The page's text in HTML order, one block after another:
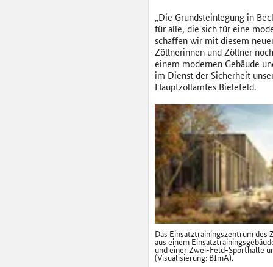
„Die Grundsteinlegung in
für alle, die sich für eine
schaffen wir mit diesem
Zöllnerinnen und Zöllner
einem modernen Gebäude
im Dienst der Sicherheit
Hauptzollamtes Bielefeld.
Das Einsatztrainingszentrum des
aus einem
und einer Zwei-Feld-Sporthalle
(Visualisierung: BImA).